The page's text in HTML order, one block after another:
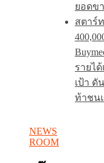
ยอดข
สตาร์
รายไ
เป้า ดั
ท้าชน
NEWS
ROOM